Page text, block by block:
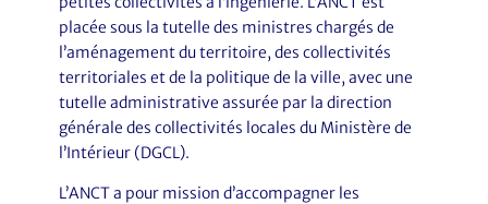
placée sous la tutelle des ministres chargés de
l’aménagement du territoire, des collectivités
territoriales et de la politique de la ville, avec une
tutelle administrative assurée par la direction
générale des collectivités locales du Ministère de
l’Intérieur (DGCL).
L’ANCT a pour mission d’accompagner les